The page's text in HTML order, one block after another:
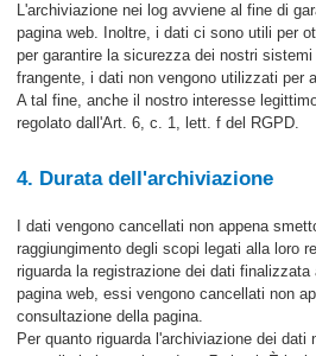
L'archiviazione nei log avviene al fine di
pagina web. Inoltre, i dati ci sono utili per
per garantire la sicurezza dei nostri
frangente, i dati non vengono utilizzati per
A tal fine, anche il nostro interesse
regolato dall'Art. 6, c. 1, lett. f del RGPD.
4. Durata dell'archiviazione
I dati vengono cancellati non appena
raggiungimento degli scopi legati alla loro
riguarda la registrazione dei dati finalizzata
pagina web, essi vengono cancellati non
consultazione della pagina.
Per quanto riguarda l'archiviazione dei dati